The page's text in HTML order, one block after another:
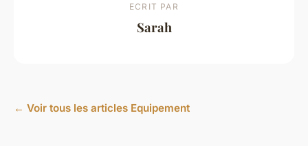
ECRIT PAR
Sarah
← Voir tous les articles Equipement